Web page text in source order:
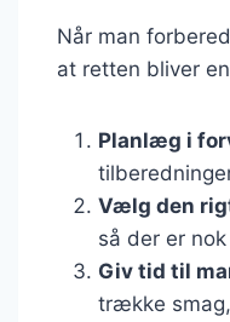
Når man
at retten bliver
Planlæg i
Vælg den
så der er
Giv tid til
trække